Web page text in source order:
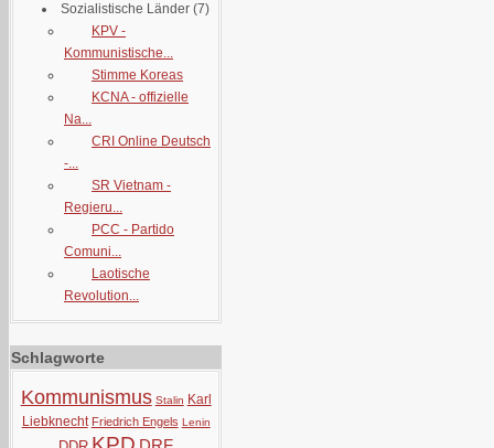
Sozialistische Länder (7)
KPV -
Kommunistische...
Stimme Koreas
KCNA - offizielle
Na...
CRI Online Deutsch
-...
SR Vietnam -
Regieru...
PCC - Partido
Comuni...
Laotische
Revolution...
Schlagworte
Kommunismus Stalin Karl
Liebknecht Friedrich Engels Lenin